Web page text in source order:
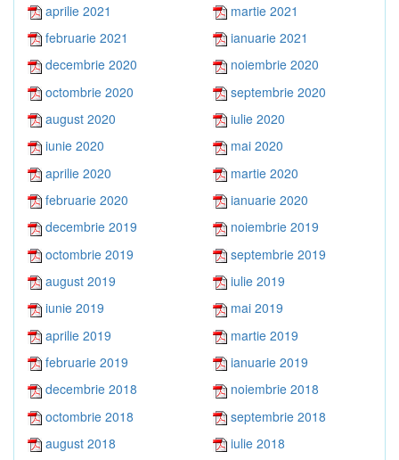
aprilie 2021
martie 2021
februarie 2021
ianuarie 2021
decembrie 2020
noiembrie 2020
octombrie 2020
septembrie 2020
august 2020
iulie 2020
iunie 2020
mai 2020
aprilie 2020
martie 2020
februarie 2020
ianuarie 2020
decembrie 2019
noiembrie 2019
octombrie 2019
septembrie 2019
august 2019
iulie 2019
iunie 2019
mai 2019
aprilie 2019
martie 2019
februarie 2019
ianuarie 2019
decembrie 2018
noiembrie 2018
octombrie 2018
septembrie 2018
august 2018
iulie 2018